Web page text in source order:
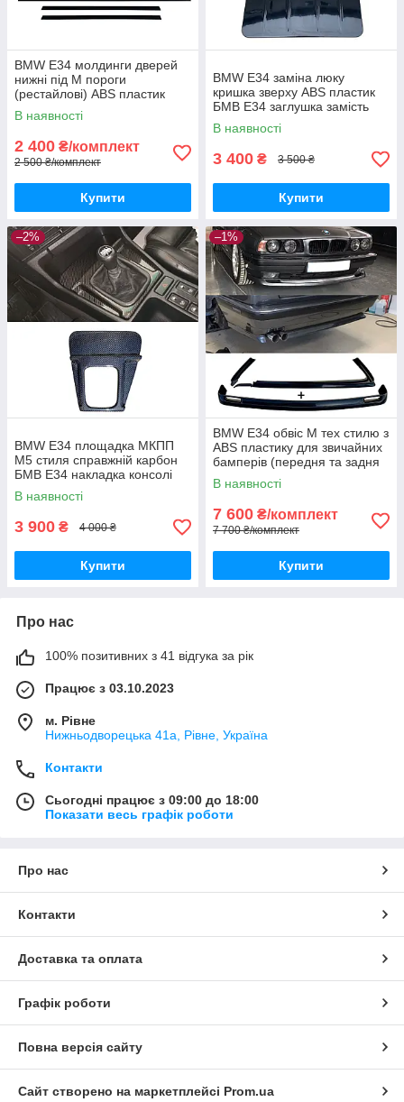
BMW E34 молдинги дверей
нижні під М пороги
(рестайлові) ABS пластик
БМВ Е34 стик дверей та
накладок на пороги
В наявності
2 400 ₴/комплект
2 500 ₴/комплект
Купити
BMW E34 заміна люку
кришка зверху ABS пластик
БМВ Е34 заглушка замість
люку для полегшення
В наявності
3 400 ₴ 3 500 ₴
Купити
–2%
BMW E34 площадка МКПП
М5 стиля справжній карбон
БМВ Е34 накладка консолі
для тюнінгу салону
В наявності
3 900 ₴ 4 000 ₴
Купити
–1%
BMW E34 обвіс М тех стилю з
ABS пластику для звичайних
бамперів (передня та задня
губа) БМВ Е34 тюнінг | 👉
комплектом дешевше
В наявності
7 600 ₴/комплект
7 700 ₴/комплект
Купити
Про нас
100% позитивних з 41 відгука за рік
Працює з 03.10.2023
м. Рівне
Нижньодворецька 41а, Рівне, Україна
Контакти
Сьогодні працює з 09:00 до 18:00
Показати весь графік роботи
Про нас
Контакти
Доставка та оплата
Графік роботи
Повна версія сайту
Сайт створено на маркетплейсі Prom.ua